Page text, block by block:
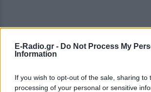
E-Radio.gr - Do Not Process My
Information
If you wish to opt-out of the sale, sharing to
processing of your personal or sensitive